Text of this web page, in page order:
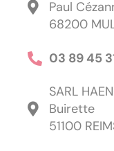
Paul
68200
03 89 45
SARL
Buirette
51100